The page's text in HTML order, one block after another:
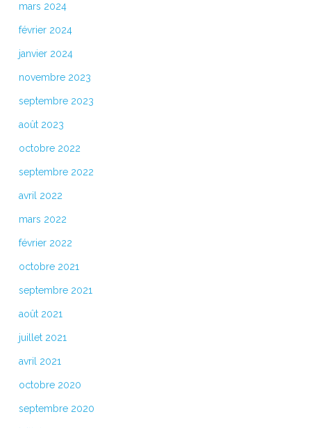
mars 2024
février 2024
janvier 2024
novembre 2023
septembre 2023
août 2023
octobre 2022
septembre 2022
avril 2022
mars 2022
février 2022
octobre 2021
septembre 2021
août 2021
juillet 2021
avril 2021
octobre 2020
septembre 2020